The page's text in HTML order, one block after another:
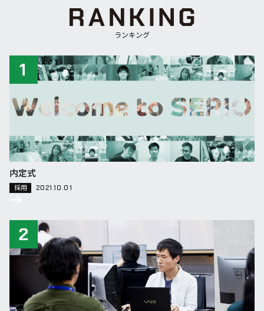
ランキング
内定式
採用 2021.10.01